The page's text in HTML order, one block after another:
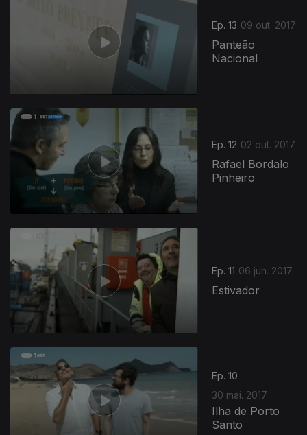
Ep. 13 09 out. 2017
Panteão
Nacional
Ep. 12 02 out. 2017
Rafael Bordalo
Pinheiro
Ep. 11 06 jun. 2017
Estivador
Ep. 10
30 mai. 2017
Ilha de Porto
Santo